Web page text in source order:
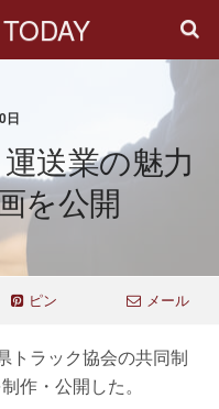
日
送業の魅力
を公開
ピン メール
トラック協会の共同制
作・公開した。